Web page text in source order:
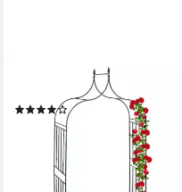
Rosenbogen Metall mit Spitze
(8)
49,99 € UVP
lieferbar - in 3-4 Werktagen bei dir